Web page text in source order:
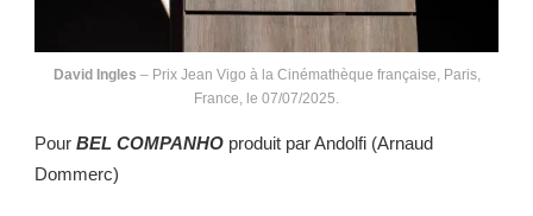
David Ingles – Prix Jean Vigo à la Cinémathèque française, Paris,
France, le 07/07/2025.
Pour BEL COMPANHO produit par Andolfi (Arnaud
Dommerc)